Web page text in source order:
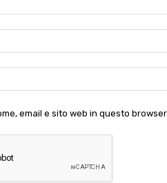
email e sito web in questo